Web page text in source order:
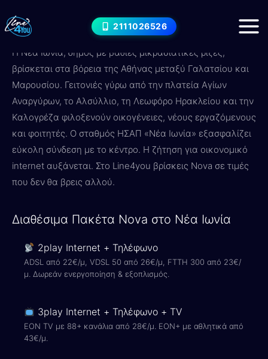
στο
περιεχόμενο
2111026526
Internet στο Νέα Ιωνία — Nova
Πακέτα & Τιμές 2026
Η Νέα Ιωνία, δήμος με βαθιές μικρασιατικές ρίζες,
βρίσκεται στα βόρεια της Αθήνας μεταξύ Γαλατσίου και
Μαρουσίου. Γειτονιές γύρω από την πλατεία Αγίων
Αναργύρων, το Αλσύλλιο, τη Λεωφόρο Ηρακλείου και την
Καλογρέζα φιλοξενούν οικογένειες, νέους εργαζόμενους
και φοιτητές. Ο σταθμός ΗΣΑΠ «Νέα Ιωνία» εξασφαλίζει
εύκολη σύνδεση με το κέντρο. Η ζήτηση για οικονομικό
internet αυξάνεται. Στο Line4you βρίσκεις Nova σε τιμές
που δεν θα βρεις αλλού.
Διαθέσιμα Πακέτα Nova στο Νέα Ιωνία
2play Internet + Τηλέφωνο
ADSL από 22€/μ, VDSL 50 από 26€/μ, FTTH 300 από 23€/
μ. Δωρεάν ενεργοποίηση & εξοπλισμός.
3play Internet + Τηλέφωνο + TV
EON TV με 88+ κανάλια από 28€/μ. EON+ με αθλητικά από
43€/μ.